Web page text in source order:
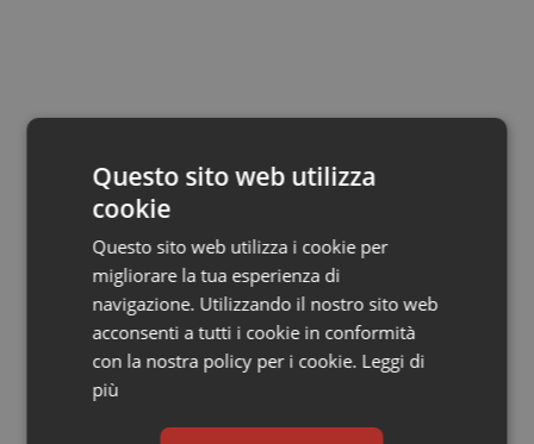
Tumore al seno
Tumore ovarico
Tumori del Polmone & Testa Collo
Tumori gastrointestinali
© Riproduzione riservata
Questo sito web utilizza
cookie
Questo sito web utilizza i cookie per
migliorare la tua esperienza di
navigazione. Utilizzando il nostro sito web
acconsenti a tutti i cookie in conformità
con la nostra policy per i cookie. Leggi di
più